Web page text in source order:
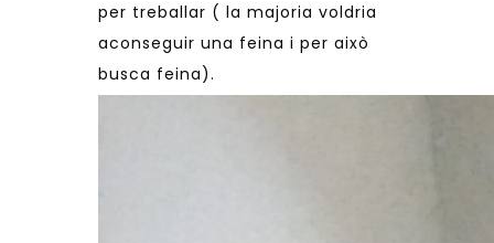
per treballar ( la majoria voldria
aconseguir una feina i per això
busca feina).